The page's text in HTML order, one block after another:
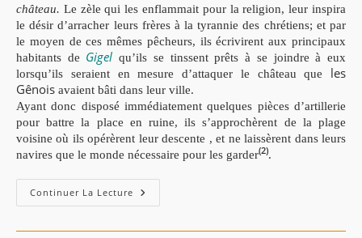
château. Le zèle qui les enflammait pour la religion, leur inspira
le désir d’arracher leurs frères à la tyrannie des chrétiens; et par
le moyen de ces mêmes pêcheurs, ils écrivirent aux principaux
habitants de Gigel qu’ils se tinssent prêts à se joindre à eux
lorsqu’ils seraient en mesure d’attaquer le château que les
Gênois avaient bâti dans leur ville.
Ayant donc disposé immédiatement quelques pièces d’artillerie
pour battre la place en ruine, ils s’approchèrent de la plage
voisine où ils opérèrent leur descente , et ne laissèrent dans leurs
navires que le monde nécessaire pour les garder(2).
Continuer La Lecture Histoire
De